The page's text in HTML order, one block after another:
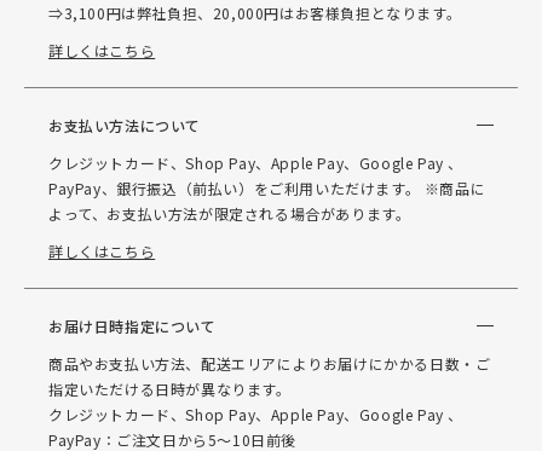
⇒3,100円は弊社負担、20,000円はお客様負担となります。
詳しくはこちら
お支払い方法について
クレジットカード、Shop Pay、Apple Pay、Google Pay 、
PayPay、銀行振込（前払い）をご利用いただけます。 ※商品に
よって、お支払い方法が限定される場合があります。
詳しくはこちら
お届け日時指定について
商品やお支払い方法、配送エリアによりお届けにかかる日数・ご
指定いただける日時が異なります。
クレジットカード、Shop Pay、Apple Pay、Google Pay 、
PayPay：ご注文日から5～10日前後